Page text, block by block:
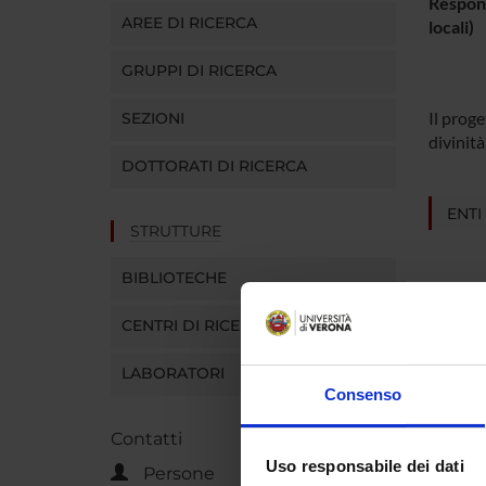
Consenso
Uso responsabile dei dati
AREE DI RICERCA
GRUPPI DI RICERCA
SEZIONI
DOTTORATI DI RICERCA
STRUTTURE
BIBLIOTECHE
CENTRI DI RICERCA
LABORATORI
Contatti
Persone
locali)
Il